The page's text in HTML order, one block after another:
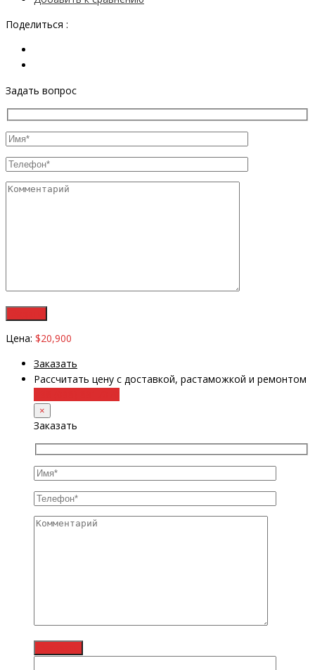
Поделиться :
Задать вопрос
Цена: $20,900
Заказать
Рассчитать цену с доставкой, растаможкой и ремонтом
×
Заказать